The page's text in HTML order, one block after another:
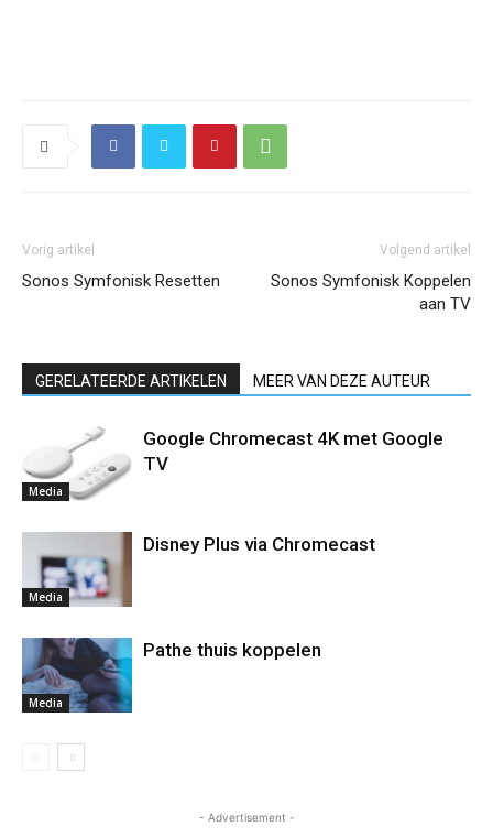
Vorig artikel
Sonos Symfonisk Resetten
Volgend artikel
Sonos Symfonisk Koppelen
aan TV
GERELATEERDE ARTIKELEN MEER VAN DEZE AUTEUR
Media
Google Chromecast 4K met Google
TV
Media
Disney Plus via Chromecast
Media
Pathe thuis koppelen
- Advertisement -